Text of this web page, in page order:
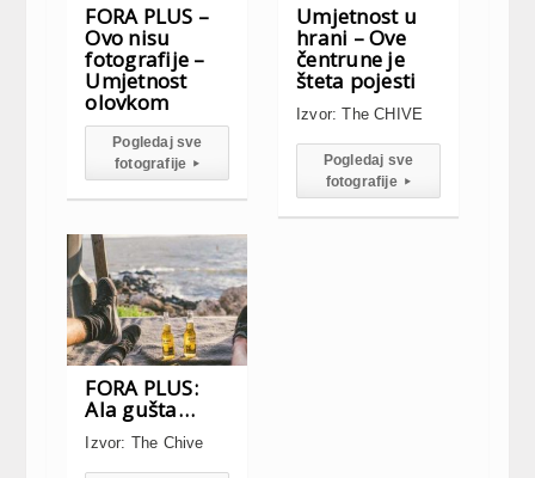
FORA PLUS –
Ovo nisu
fotografije –
Umjetnost
olovkom
Pogledaj sve
fotografije▸
Umjetnost u
hrani – Ove
čentrune je
šteta pojesti
Izvor: The CHIVE
Pogledaj sve
fotografije▸
FORA PLUS:
Ala gušta…
Izvor: The Chive